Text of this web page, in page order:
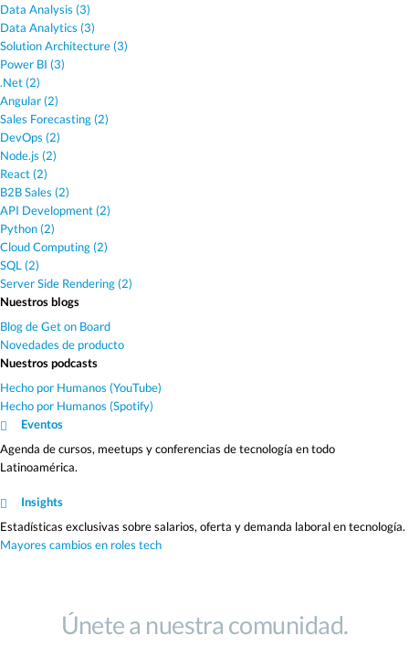
Data Analysis (3)
Data Analytics (3)
Solution Architecture (3)
Power BI (3)
.Net (2)
Angular (2)
Sales Forecasting (2)
DevOps (2)
Node.js (2)
React (2)
B2B Sales (2)
API Development (2)
Python (2)
Cloud Computing (2)
SQL (2)
Server Side Rendering (2)
Nuestros blogs
Blog de Get on Board
Novedades de producto
Nuestros podcasts
Hecho por Humanos (YouTube)
Hecho por Humanos (Spotify)
Eventos
Agenda de cursos, meetups y conferencias de tecnología en todo
Latinoamérica.
Insights
Estadísticas exclusivas sobre salarios, oferta y demanda laboral en tecnología.
Mayores cambios en roles tech
Únete a nuestra comunidad.